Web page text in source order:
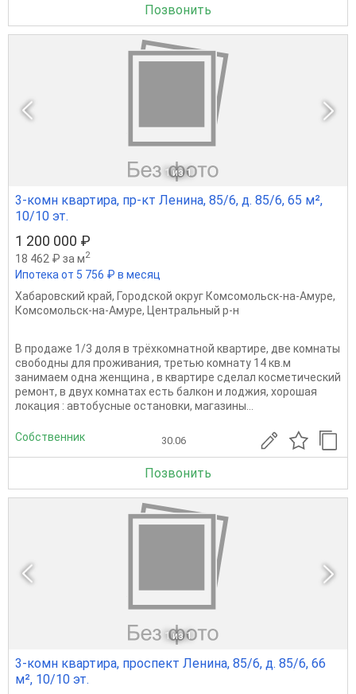
Позвонить
1 из 1
3-комн квартира, пр-кт Ленина, 85/6, д. 85/6, 65 м²,
10/10 эт.
1 200 000 ₽
18 462 ₽ за м2
Ипотека от 5 756 ₽ в месяц
Хабаровский край, Городской округ Комсомольск-на-Амуре,
Комсомольск-на-Амуре, Центральный р-н
В продаже 1/3 доля в трёхкомнатной квартире, две комнаты
свободны для проживания, третью комнату 14 кв.м
занимаем одна женщина , в квартире сделал косметический
ремонт, в двух комнатах есть балкон и лоджия, хорошая
локация : автобусные остановки, магазины...
Собственник 30.06
Позвонить
1 из 1
3-комн квартира, проспект Ленина, 85/6, д. 85/6, 66
м², 10/10 эт.